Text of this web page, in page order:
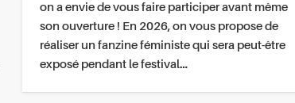
on a envie de vous faire participer avant même
son ouverture ! En 2026, on vous propose de
réaliser un fanzine féministe qui sera peut-être
exposé pendant le festival…